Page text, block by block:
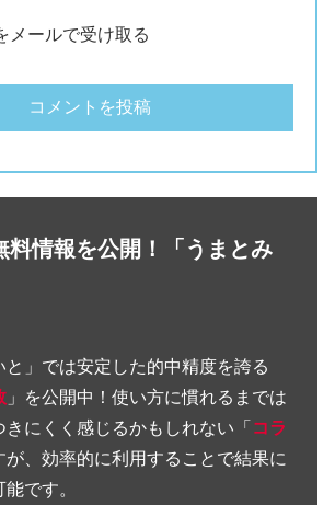
メールで受け取る
料情報を公開！「うまとみ
」では安定した的中精度を誇る
」を公開中！使い方に慣れるまでは
にくく感じるかもしれない「コラ
が、効率的に利用することで結果に
です。